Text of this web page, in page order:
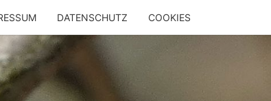
DATENSCHUTZ COOKIES